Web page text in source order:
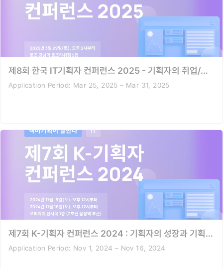
제8회 한국 IT기획자 컨퍼런스 2025 - 기획자의 취업/이직/연봉/포폴 그리고 커리어패스
Application Period: Mar 25, 2025 – Mar 31, 2025
제7회 K-기획자 컨퍼런스 2024 : 기획자의 성장과 기획의 스킬 그리고 IT트렌드
Application Period: Nov 1, 2024 – Nov 16, 2024